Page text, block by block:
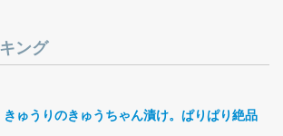
ング
きゅうりのきゅうちゃん漬け。ぱりぱり絶品。